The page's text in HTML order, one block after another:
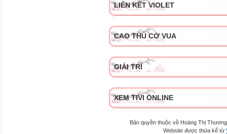
LIÊN KẾT VIOLET
CAO THỦ CỜ VUA
GIẢI TRÍ
XEM TIVI ONLINE
Bản quyền thuộc về Hoàng Thị
Website được thừa kế từ